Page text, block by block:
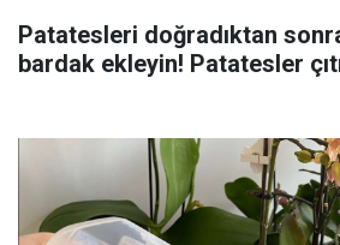
Patatesleri doğradıktan
bardak ekleyin! Patatesler